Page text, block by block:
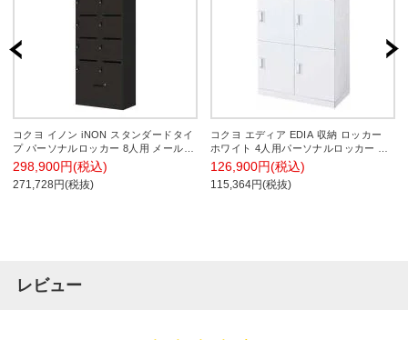
コクヨ イノン iNON スタンダードタイ
プ パーソナルロッカー 8人用 メール穴
あり 庫内仕切りSタイプ 下段ラテラル
シリンダー錠 ブラック 幅900×奥行
450×高さ1910mm
298,900円(税込)
271,728円(税抜)
コクヨ エディア EDIA 収納 ロッカー
ホワイト 4人用パーソナルロッカー シ
リンダー錠 幅900×奥行450×高さ
1050mm BWU-RN459SAWNN-K
126,900円(税込)
115,364円(税抜)
レビュー